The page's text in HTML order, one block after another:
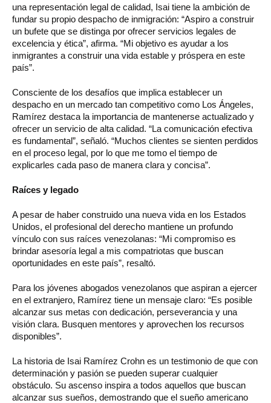
una representación legal de calidad, Isai tiene la ambición de
fundar su propio despacho de inmigración: “Aspiro a construir
un bufete que se distinga por ofrecer servicios legales de
excelencia y ética”, afirma. “Mi objetivo es ayudar a los
inmigrantes a construir una vida estable y próspera en este
país”.
Consciente de los desafíos que implica establecer un
despacho en un mercado tan competitivo como Los Ángeles,
Ramírez destaca la importancia de mantenerse actualizado y
ofrecer un servicio de alta calidad. “La comunicación efectiva
es fundamental”, señaló. “Muchos clientes se sienten perdidos
en el proceso legal, por lo que me tomo el tiempo de
explicarles cada paso de manera clara y concisa”.
Raíces y legado
A pesar de haber construido una nueva vida en los Estados
Unidos, el profesional del derecho mantiene un profundo
vínculo con sus raíces venezolanas: “Mi compromiso es
brindar asesoría legal a mis compatriotas que buscan
oportunidades en este país”, resaltó.
Para los jóvenes abogados venezolanos que aspiran a ejercer
en el extranjero, Ramírez tiene un mensaje claro: “Es posible
alcanzar sus metas con dedicación, perseverancia y una
visión clara. Busquen mentores y aprovechen los recursos
disponibles”.
La historia de Isai Ramírez Crohn es un testimonio de que con
determinación y pasión se pueden superar cualquier
obstáculo. Su ascenso inspira a todos aquellos que buscan
alcanzar sus sueños, demostrando que el sueño americano